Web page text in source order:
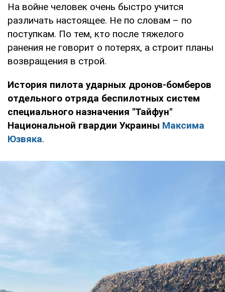
На войне человек очень быстро учится
различать настоящее. Не по словам – по
поступкам. По тем, кто после тяжелого
ранения не говорит о потерях, а строит планы
возвращения в строй.
История пилота ударных дронов-бомберов
отдельного отряда беспилотных систем
специального назначения "Тайфун"
Национальной гвардии Украины Максима
Юзвяка.